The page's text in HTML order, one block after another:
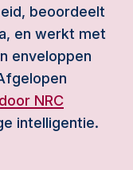
beoordeelt
en werkt met
enveloppen
door NRC
intelligentie.